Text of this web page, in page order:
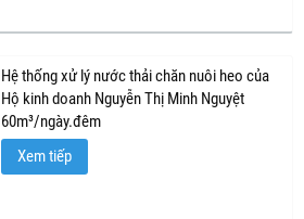
Hệ thống xử lý nước thải chăn nuôi heo của
Hộ kinh doanh Nguyễn Thị Minh Nguyệt
60m³/ngày.đêm
Xem tiếp